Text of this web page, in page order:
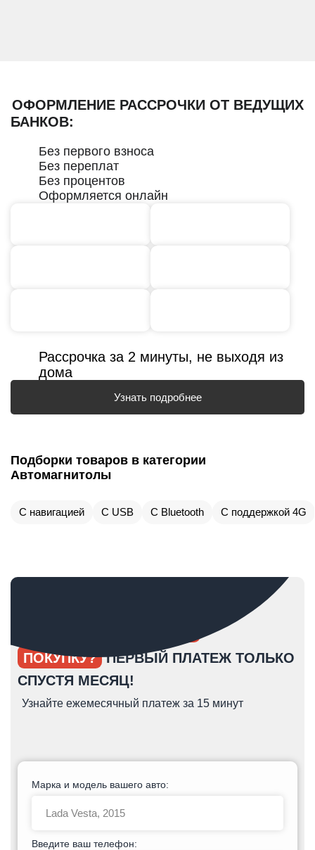
ОФОРМЛЕНИЕ РАССРОЧКИ ОТ ВЕДУЩИХ
БАНКОВ:
Без первого взноса
Без переплат
Без процентов
Оформляется онлайн
Рассрочка за 2 минуты, не выходя из
дома
Узнать подробнее
Подборки товаров в категории
Автомагнитолы
С навигацией С USB С Bluetooth С поддержкой 4G
ПОКУПКУ? ПЕРВЫЙ ПЛАТЕЖ ТОЛЬКО
СПУСТЯ МЕСЯЦ!
Узнайте ежемесячный платеж за 15 минут
Марка и модель вашего авто:
Введите ваш телефон: